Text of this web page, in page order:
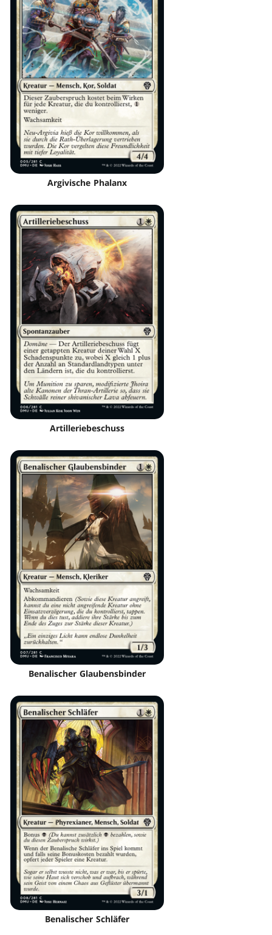
Argivische Phalanx
Artilleriebeschuss
Benalischer Glaubensbinder
Benalischer Schläfer